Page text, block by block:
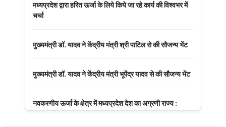
मध्यप्रदेश द्वारा हरित ऊर्जा के लिये किये जा रहे कार्य की विश्वभर में
चर्चा
मुख्यमंत्री डॉ. यादव ने केंद्रीय मंत्री श्री पाटिल से की सौजन्य भेंट
मुख्यमंत्री डॉ. यादव ने केंद्रीय मंत्री भूपेंद्र यादव से की सौजन्य भेंट
नवकरणीय ऊर्जा के क्षेत्र में मध्यप्रदेश देश का अग्रणी राज्य :
मुख्यमंत्री डॉ. यादव